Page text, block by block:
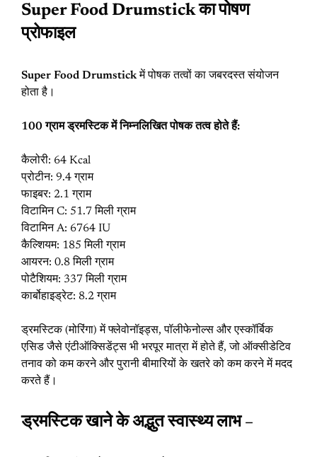
Super Food Drumstick का पोषण
प्रोफाइल
Super Food Drumstickमें पोषक तत्वों का जबरदस्त संयोजन
होता है।
100 ग्राम ड्रमस्टिक में निम्नलिखित पोषक तत्व होते हैं:
कैलोरी: 64 Kcal
प्रोटीन: 9.4 ग्राम
फाइबर: 2.1 ग्राम
विटामिन C: 51.7 मिली ग्राम
विटामिन A: 6764 IU
कैल्शियम: 185 मिली ग्राम
आयरन: 0.8 मिली ग्राम
पोटैशियम: 337 मिली ग्राम
कार्बोहाइड्रेट: 8.2 ग्राम
ड्रमस्टिक (मोरिंगा) में फ्लेवोनॉइड्स, पॉलीफेनोल्स और एस्कॉर्बिक
एसिड जैसे एंटीऑक्सिडेंट्स भी भरपूर मात्रा में होते हैं, जो ऑक्सीडेटिव
तनाव को कम करने और पुरानी बीमारियों के खतरे को कम करने में मदद
करते हैं।
ड्रमस्टिक खाने के अद्भुत स्वास्थ्य लाभ –